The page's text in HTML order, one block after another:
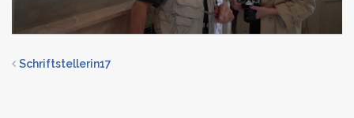
Schriftstellerin17